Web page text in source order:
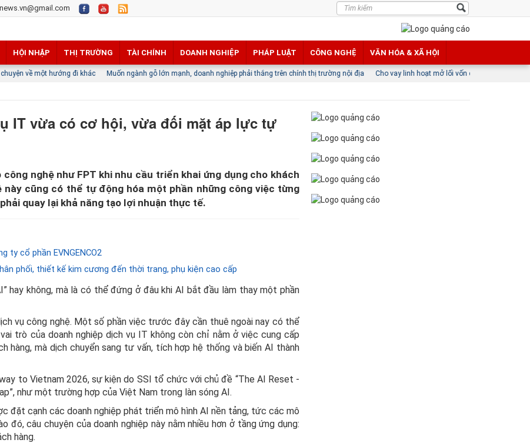
HỘI NHẬP THỊ TRƯỜNG TÀI CHÍNH DOANH NGHIỆP PHÁP LUẬT CÔNG NGHỆ VĂN HÓA & XÃ HỘI
đi khác Muốn ngành gỗ lớn mạnh, doanh nghiệp phải thắng trên chính thị trường nội địa Cho vay linh hoạt mở lối vốn cho doanh nghiệp nhỏ và vừa Việt
IT vừa có cơ hội, vừa đối mặt áp lực tự
nghệ như FPT khi nhu cầu triển khai ứng dụng cho khách
này cũng có thể tự động hóa một phần những công việc từng
quay lại khả năng tạo lợi nhuận thực tế.
ty cổ phần EVNGENCO2
phối, thiết kế kim cương đến thời trang, phụ kiện cao cấp
hay không, mà là có thể đứng ở đâu khi AI bắt đầu làm thay một phần
vụ công nghệ. Một số phần việc trước đây cần thuê ngoài nay có thể
trò của doanh nghiệp dịch vụ IT không còn chỉ nằm ở việc cung cấp
hàng, mà dịch chuyển sang tư vấn, tích hợp hệ thống và biến AI thành
to Vietnam 2026, sự kiện do SSI tổ chức với chủ đề “The AI Reset -
như một trường hợp của Việt Nam trong làn sóng AI.
đặt cạnh các doanh nghiệp phát triển mô hình AI nền tảng, tức các mô
đó, câu chuyện của doanh nghiệp này nằm nhiều hơn ở tầng ứng dụng:
hàng.